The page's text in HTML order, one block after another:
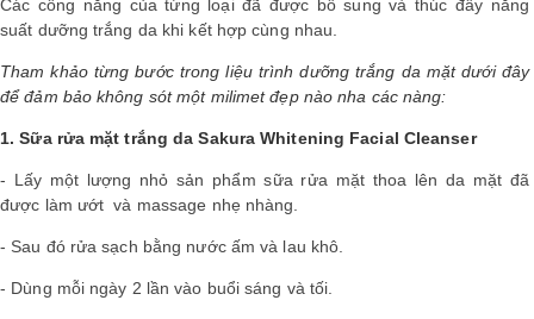
Các công năng của từng loại đã được bổ sung và thúc đẩy năng
suất dưỡng trắng da khi kết hợp cùng nhau.
Tham khảo từng bước trong liệu trình dưỡng trắng da mặt dưới đây
để đảm bảo không sót một milimet đẹp nào nha các nàng:
1. Sữa rửa mặt trắng da Sakura Whitening Facial Cleanser
- Lấy một lượng nhỏ sản phẩm sữa rửa mặt thoa lên da mặt đã
được làm ướt và massage nhẹ nhàng.
- Sau đó rửa sạch bằng nước ấm và lau khô.
- Dùng mỗi ngày 2 lần vào buổi sáng và tối.